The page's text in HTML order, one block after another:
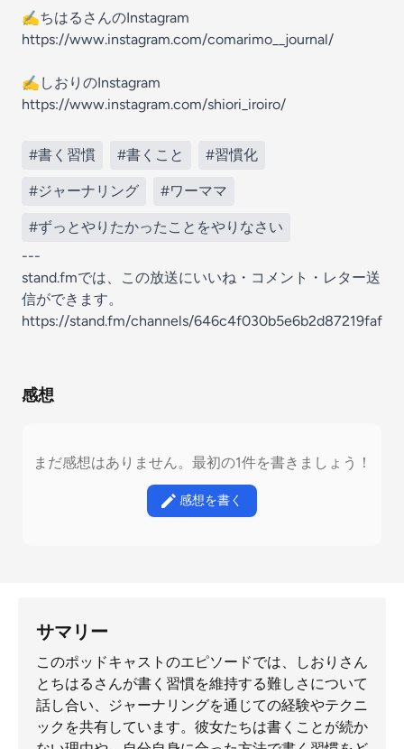
✍️ちはるさんのInstagram
https://www.instagram.com/comarimo__journal/
✍️しおりのInstagram
https://www.instagram.com/shiori_iroiro/
#書く習慣 #書くこと #習慣化
#ジャーナリング #ワーママ
#ずっとやりたかったことをやりなさい
---
stand.fmでは、この放送にいいね・コメント・レター送
信ができます。
https://stand.fm/channels/646c4f030b5e6b2d87219faf
感想
まだ感想はありません。最初の1件を書きましょう！
感想を書く
サマリー
このポッドキャストのエピソードでは、しおりさん
とちはるさんが書く習慣を維持する難しさについて
話し合い、ジャーナリングを通じての経験やテクニ
ックを共有しています。彼女たちは書くことが続か